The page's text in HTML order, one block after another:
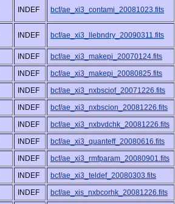
INDEF bcf/ae_xi3_contami_20081023.fits
INDEF bcf/ae_xi3_llebndry_20090311.fits
INDEF
bcf/ae_xi3_makepi_20070124.fits
INDEF
bcf/ae_xi3_makepi_20080825.fits
INDEF
bcf/ae_xi3_nxbsciof_20071226.fits
INDEF
bcf/ae_xi3_nxbscion_20081226.fits
INDEF
bcf/ae_xi3_nxbvdchk_20081226.fits
INDEF
bcf/ae_xi3_quanteff_20080616.fits
INDEF
bcf/ae_xi3_rmfparam_20080901.fits
INDEF
bcf/ae_xi3_teldef_20080303.fits
INDEF bcf/ae_xis_nxbcorhk_20081226.fits